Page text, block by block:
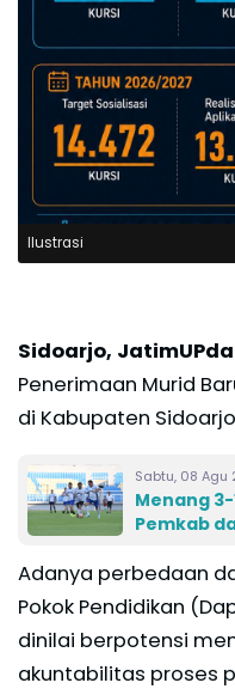
Ilustrasi
Sidoarjo,
Penerimaan Murid
di Kabupaten
Sabtu, 08 Agu
Menang 3-
Pemkab
Adanya perbedaan
Pokok Pendidikan
dinilai berpotensi
akuntabilitas proses